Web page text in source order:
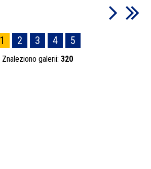
Publikacja od
1 2 3 4 5
Znaleziono galerii: 320